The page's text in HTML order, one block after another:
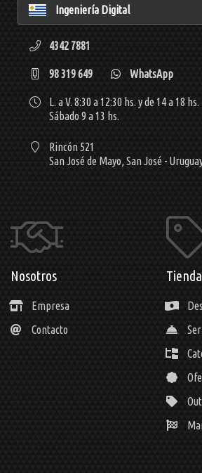
Ingeniería Digital
4342 7881
98 319 649 WhatsApp
L. a V. 8:30 a 12:30 hs. y de 14 a 18 hs.
Sábado 9 a 13 hs.
Rincón 521
San José de Mayo,San José -
Nosotros
Empresa
Contacto
Tienda